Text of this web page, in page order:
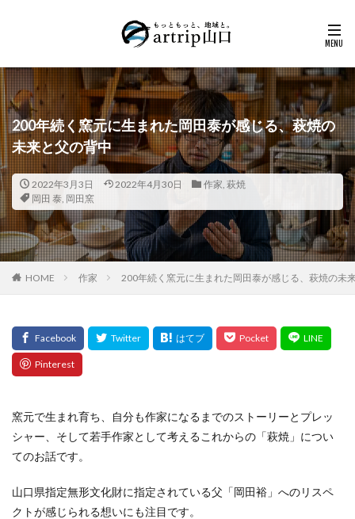
200年続く窯元に生まれた岡田泰が感じる、萩焼の
未来と父の背中
2022年3月3日 2022年4月30日 作家, 萩焼
岡田 泰, 岡田窯
HOME 作家 200年続く窯元に生まれた岡田泰が感じる、萩焼の未
窯元で生まれ育ち、自分も作家になるまでのストーリーとプレッ
シャー、そして若手作家として考えるこれからの「萩焼」につい
てのお話です。
山口県指定無形文化財に指定されている父「岡田裕」へのリスペ
クトが感じられる想いにも注目です。